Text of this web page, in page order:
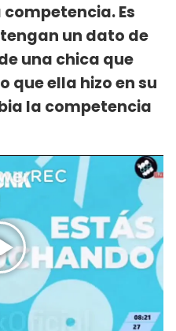
Es
un dato de
una chica que
que ella hizo en su
la competencia